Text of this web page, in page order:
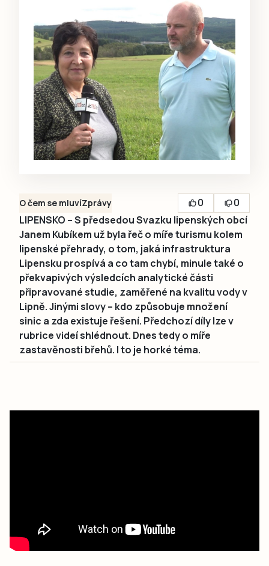
O čem se mluvíZprávy 0
0
LIPENSKO – S předsedou Svazku lipenských obcí
Janem Kubíkem už byla řeč o míře turismu kolem
lipenské přehrady, o tom, jaká infrastruktura
Lipensku prospívá a co tam chybí, minule také o
překvapivých výsledcích analytické části
připravované studie, zaměřené na kvalitu vody v
Lipně. Jinými slovy – kdo způsobuje množení
sinic a zda existuje řešení. Předchozí díly lze v
rubrice videí shlédnout. Dnes tedy o míře
zastavěnosti břehů. I to je horké téma.